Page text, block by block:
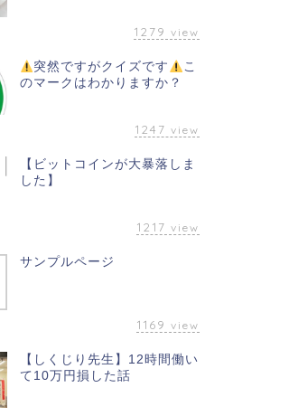
1279 view
突然ですがクイズです
こ
のマークはわかりますか？
1247 view
【ビットコインが大暴落しま
した】
1217 view
サンプルページ
1169 view
【しくじり先生】12時間働い
て10万円損した話